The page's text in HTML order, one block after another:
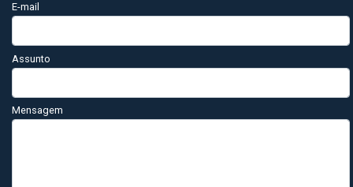
E-mail
Assunto
Mensagem